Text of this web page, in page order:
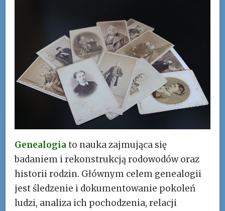
Genealogia to nauka zajmująca się
badaniem i rekonstrukcją rodowodów oraz
historii rodzin. Głównym celem genealogii
jest śledzenie i dokumentowanie pokoleń
ludzi, analiza ich pochodzenia, relacji